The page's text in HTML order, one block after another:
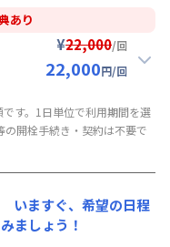
に限り
円/月・割引）
あり
¥22,000/回
22,000円/回
全期間賃料30％OFF
9月30日に限り
円/月・割引）
円/月 初期費用
す。1日単位で利用期間を選
開栓手続き・契約は不要で
いますぐ、 希望の日程
ましょう！